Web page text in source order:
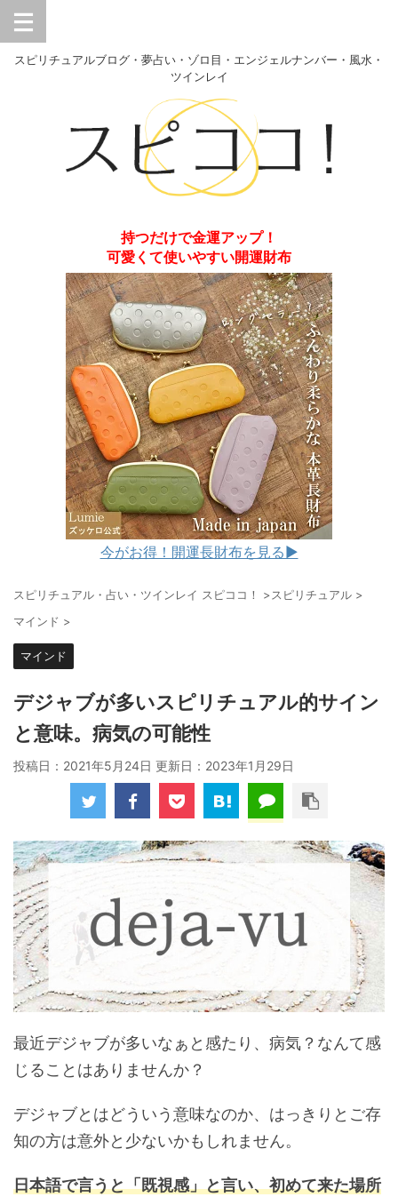
スピリチュアルブログ・夢占い・ゾロ目・エンジェルナンバー・風水・
ツインレイ
持つだけで金運アップ！
可愛くて使いやすい開運財布
今がお得！開運長財布を見る▶︎
スピリチュアル・占い・ツインレイ スピココ！ >スピリチュアル >
マインド >
マインド
デジャブが多いスピリチュアル的サイン
と意味。病気の可能性
投稿日：2021年5月24日 更新日： 2023年1月29日
最近デジャブが多いなぁと感たり、病気？なんて感
じることはありませんか？
デジャブとはどういう意味なのか、はっきりとご存
知の方は意外と少ないかもしれません。
日本語で言うと「既視感」と言い、初めて来た場所